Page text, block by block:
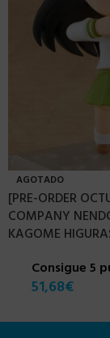
AGOTADO
[PRE-ORDER
COMPANY
KAGOME
Consigue 5
51,68€